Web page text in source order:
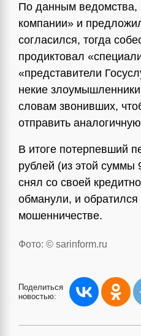
По данным ведомства,
компании» и
согласился, тогда
продиктовал
«представители
некие
словам звонивших,
отправить
В итоге потерпевший
рублей (из этой суммы
снял со своей
обманули, и
мошенничестве.
Фото: © sarinform.ru
Поделиться
новостью: